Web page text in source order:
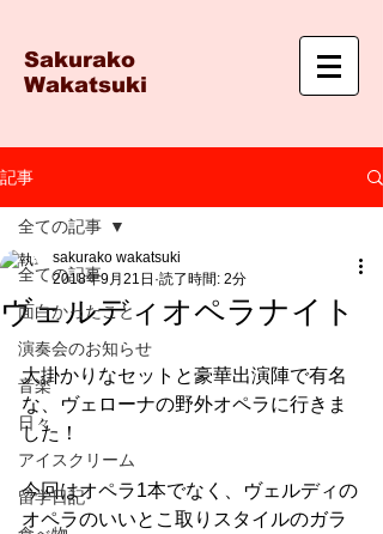
Sakurako
Wakatsuki
記事
全ての記事
面白かったこと
演奏会のお知らせ
音楽
日々
アイスクリーム
留学日記
全ての記事
ヴェルディオペラナイト
sakurako wakatsuki
2018年9月21日 読了時間: 2分
大掛かりなセットと豪華出演陣で有名
な、ヴェローナの野外オペラに行きま
した！
今回はオペラ1本でなく、ヴェルディの
オペラのいいとこ取りスタイルのガラ